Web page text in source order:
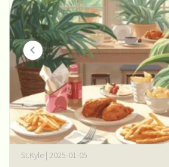
St.Kyle | 2025-01-05